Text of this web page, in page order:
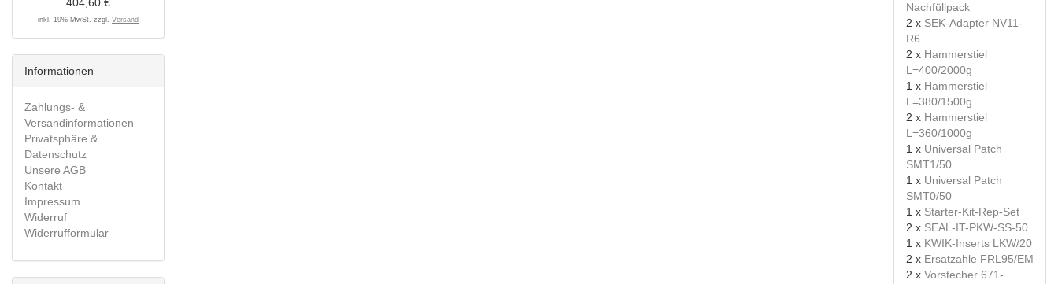
404,60 €
inkl. 19% MwSt. zzgl. Versand
Informationen
Zahlungs- &
Versandinformationen
Privatsphäre &
Datenschutz
Unsere AGB
Kontakt
Impressum
Widerruf
Widerrufformular
Nachfüllpack
2 x SEK-Adapter NV11-
R6
2 x Hammerstiel
L=400/2000g
1 x Hammerstiel
L=380/1500g
2 x Hammerstiel
L=360/1000g
1 x Universal Patch
SMT1/50
1 x Universal Patch
SMT0/50
1 x Starter-Kit-Rep-Set
2 x SEAL-IT-PKW-SS-50
1 x KWIK-Inserts LKW/20
2 x Ersatzahle FRL95/EM
2 x Vorstecher 671-